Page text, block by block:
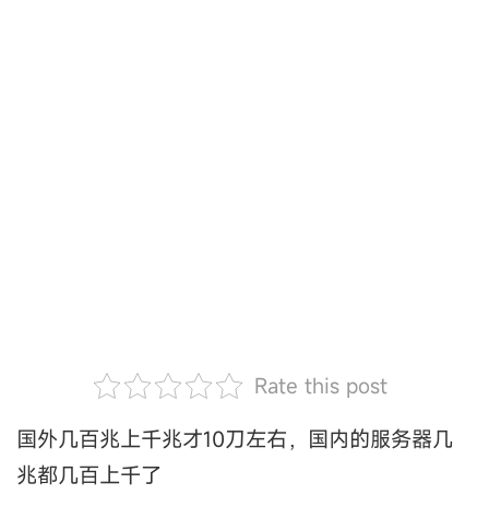
Rate this post
国外几百兆上千兆才10刀左右，国内的服务器几
兆都几百上千了